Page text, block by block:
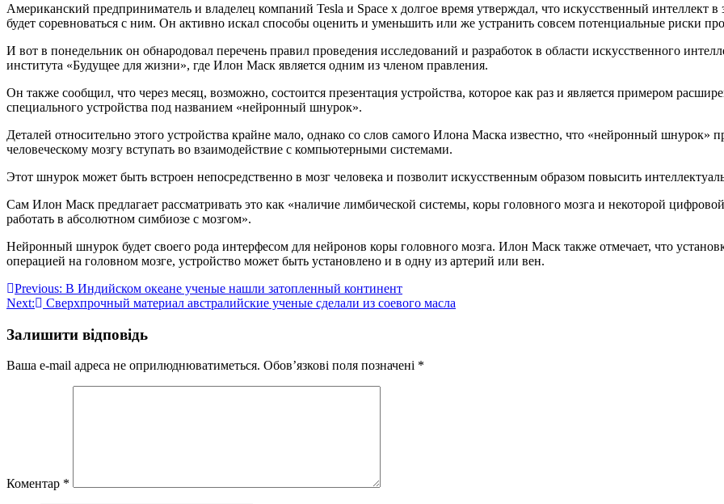
Американский предприниматель и владелец компаний Tesla и Space x долгое время утверждал, что искусственный интеллект
будет соревноваться с ним. Он активно искал способы оценить и уменьшить или же устранить совсем потенциальные риски
И вот в понедельник он обнародовал перечень правил проведения исследований и разработок в области искусственного
института «Будущее для жизни», где Илон Маск является одним из членом правления.
Он также сообщил, что через месяц, возможно, состоится презентация устройства, которое как раз и является примером
специального устройства под названием «нейронный шнурок».
Деталей относительно этого устройства крайне мало, однако со слов самого Илона Маска известно, что «нейронный
человеческому мозгу вступать во взаимодействие с компьютерными системами.
Этот шнурок может быть встроен непосредственно в мозг человека и позволит искусственным образом повысить
Сам Илон Маск предлагает рассматривать это как «наличие лимбической системы, коры головного мозга и некоторой
работать в абсолютном симбиозе с мозгом».
Нейронный шнурок будет своего рода интерфесом для нейронов коры головного мозга. Илон Маск также отмечает, что
операцией на головном мозге, устройство может быть установлено и в одну из артерий или вен.
Навігація
записів
Previous: В Индийском океане ученые нашли затопленный континент
Next:
Сверхпрочный материал австралийские ученые сделали из соевого масла
Залишити відповідь
Ваша e-mail адреса не оприлюднюватиметься. Обов’язкові поля позначені *
Коментар *